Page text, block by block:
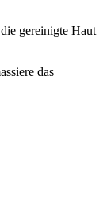
gereinigte Haut
das